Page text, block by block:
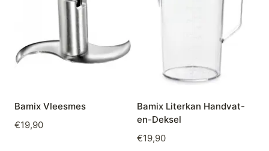
Bamix Vleesmes
€19,90
Bamix Literkan Handvat-
en-Deksel
€19,90